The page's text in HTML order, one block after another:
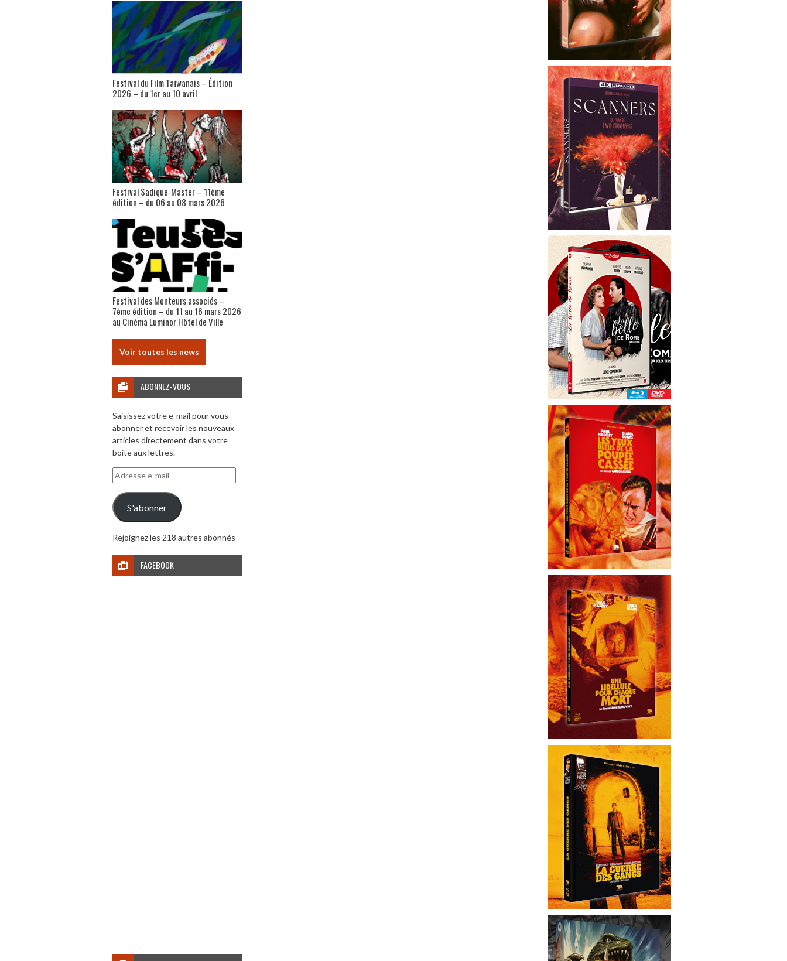
Festival du Film Taïwanais – Édition
2026 – du 1er au 10 avril
Festival Sadique-Master – 11ème
édition – du 06 au 08 mars 2026
Festival des Monteurs associés –
7ème édition – du 11 au 16 mars 2026
au Cinéma Luminor Hôtel de Ville
Voir toutes les news
ABONNEZ-VOUS
Saisissez votre e-mail pour vous
abonner et recevoir les nouveaux
articles directement dans votre
boite aux lettres.
Adresse
e-
mail
S'abonner
Rejoignez les 218 autres abonnés
FACEBOOK